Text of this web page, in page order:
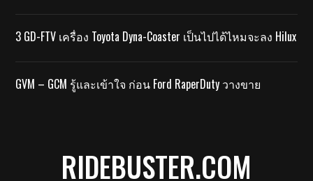
3 GD-FTV เครื่อง Toyota Dyna-Coaster เป็นไปได้ไหมจะลง Hilux
GVM – GCM รู้และเข้าใจ ก่อน Ford RaperDuty วางขาย
RIDEBUSTER.COM